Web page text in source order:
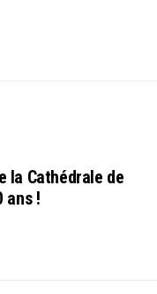
la Cathédrale de
ans !